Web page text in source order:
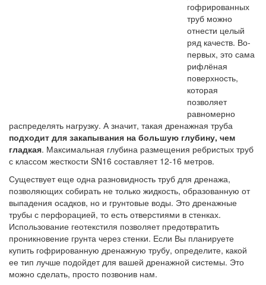
гофрированных
труб можно
отнести целый
ряд качеств. Во-
первых, это сама
рифлёная
поверхность,
которая
позволяет
равномерно
распределять нагрузку. А значит, такая дренажная труба
подходит для закапывания на большую глубину, чем
гладкая. Максимальная глубина размещения ребристых труб
с классом жесткости SN16 составляет 12-16 метров.
Существует еще одна разновидность труб для дренажа,
позволяющих собирать не только жидкость, образованную от
выпадения осадков, но и грунтовые воды. Это дренажные
трубы с перфорацией, то есть отверстиями в стенках.
Использование геотекстиля позволяет предотвратить
проникновение грунта через стенки. Если Вы планируете
купить гофрированную дренажную трубу, определите, какой
ее тип лучше подойдет для вашей дренажной системы. Это
можно сделать, просто позвонив нам.